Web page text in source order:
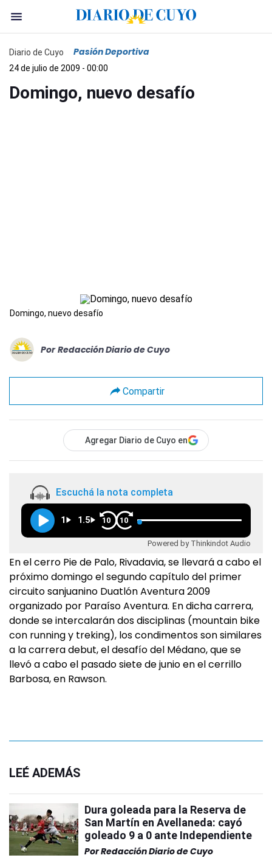
Diario de Cuyo Pasión Deportiva
24 de julio de 2009 - 00:00
Domingo, nuevo desafío
Domingo, nuevo desafío
Por Redacción Diario de Cuyo
Compartir
Agregar Diario de Cuyo en
Escuchá la nota completa
1 1.5 10 10
Powered by Thinkindot Audio
En el cerro Pie de Palo, Rivadavia, se llevará a cabo el
próximo domingo el segundo capítulo del primer
circuito sanjuanino Duatlón Aventura 2009
organizado por Paraíso Aventura. En dicha carrera,
donde se intercalarán dos disciplinas (mountain bike
con running y treking), los condimentos son similares
a la carrera debut, el desafío del Médano, que se
llevó a cabo el pasado siete de junio en el cerrillo
Barbosa, en Rawson.
LEÉ ADEMÁS
Dura goleada para la Reserva de
San Martín en Avellaneda: cayó
goleado 9 a 0 ante Independiente
PorRedacción Diario de Cuyo